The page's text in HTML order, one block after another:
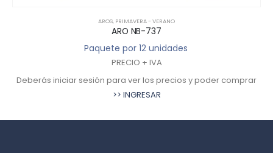
AROS, PRIMAVERA - VERANO
ARO NB-737
Paquete por 12 unidades
PRECIO + IVA
Deberás iniciar sesión para ver los precios y poder comprar
>> INGRESAR